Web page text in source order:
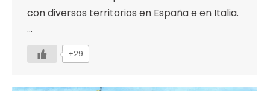
con diversos territorios en España e en Italia.
…
+29